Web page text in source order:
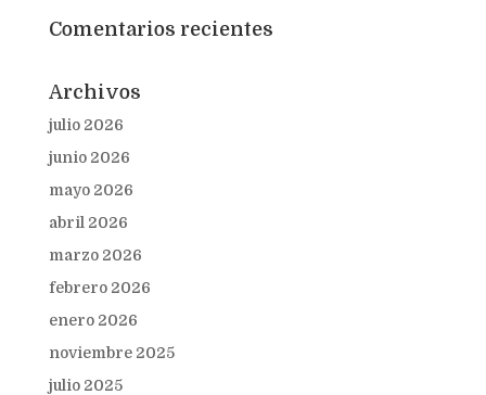
Comentarios recientes
Archivos
julio 2026
junio 2026
mayo 2026
abril 2026
marzo 2026
febrero 2026
enero 2026
noviembre 2025
julio 2025